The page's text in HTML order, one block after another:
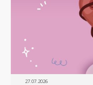
27.07.2026